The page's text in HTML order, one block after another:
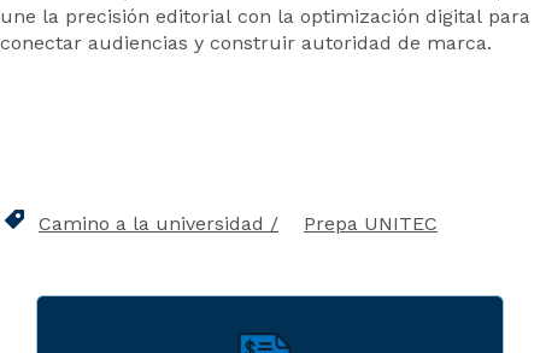
une la precisión editorial con la optimización digital para
conectar audiencias y construir autoridad de marca.
Camino a la universidad Prepa UNITEC